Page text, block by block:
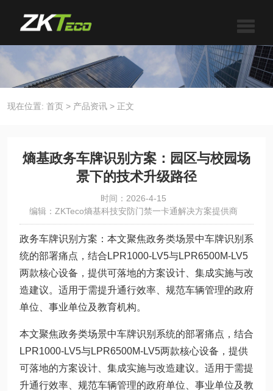
现在位置: 首页 > 产品资讯 > 正文
熵基政务车牌识别方案：园区与校园场
景下的技术升级路径
时间：2026-4-15
编辑：ZKTeco熵基科技安防门禁一卡通解决方案提供商
政务车牌识别方案：本文聚焦政务类场景中车牌识别系
统的部署痛点，结合LPR1000-LV5与LPR6500M-LV5
两款核心设备，提供可落地的方案设计、集成实施与改
造建议。适用于需提升通行效率、规范车辆管理的政府
单位、事业单位及教育机构。
本文聚焦政务类场景中车牌识别系统的部署痛点，结合
LPR1000-LV5与LPR6500M-LV5两款核心设备，提供
可落地的方案设计、集成实施与改造建议。适用于需提
升通行效率、规范车辆管理的政府单位、事业单位及教